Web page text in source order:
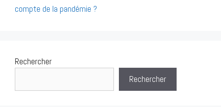
compte de la pandémie ?
Rechercher
Rechercher